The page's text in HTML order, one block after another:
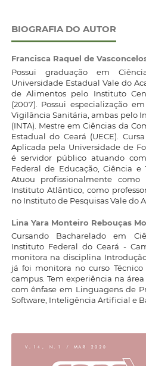
BIOGRAFIA DO AUTOR
Francisca Raquel de
Possui graduação em
Universidade Estadual Vale do
de Alimentos pelo Instituto
(2007). Possui especialização
Vigilância Sanitária, ambas pelo
(INTA). Mestre em Ciências da
Estadual do Ceará (UECE).
Aplicada pela Universidade de
é servidor público atuando
Federal de Educação, Ciência e
Atuou profissionalmente
Instituto Atlântico, como
no Instituto de Pesquisas Vale do
Lina Yara Monteiro Rebouças
Cursando Bacharelado em
Instituto Federal do Ceará -
monitora na disciplina
já foi monitora no curso
campus. Tem experiência na
com ênfase em Linguagens de
Software, Inteligência Artificial e